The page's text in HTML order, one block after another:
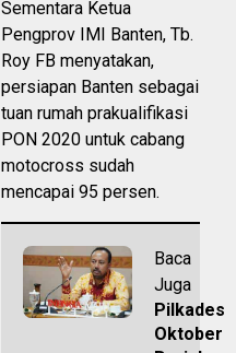
Sementara Ketua
Pengprov IMI Banten, Tb.
Roy FB menyatakan,
persiapan Banten sebagai
tuan rumah prakualifikasi
PON 2020 untuk cabang
motocross sudah
mencapai 95 persen.
Baca
Juga
Pilkades
Oktober